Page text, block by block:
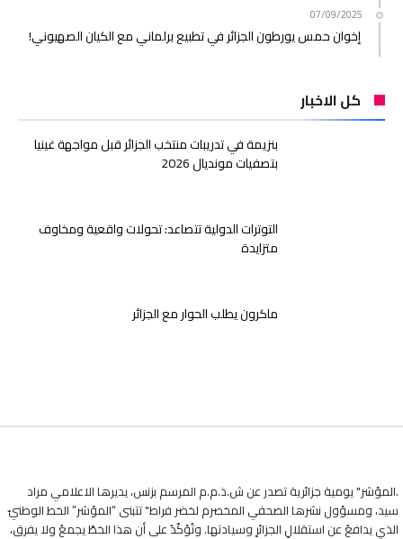
07/09/2025
إخوان حمس يورطون الجزائر في تطبيع برلماني مع الكيان الصهيوني!
كل الاخبار
بنزيمة في تدريبات منتخب الجزائر قبل مواجهة غينيا
بتصفيات مونديال 2026
التوترات الدولية تتصاعد: تحولات واقعية ومخاوف
متزايدة
ماكرون يطلب الحوار مع الجزائر
.المؤشر" يومية جزائرية تصدر عن ش.ذ.م.م المرسم بزنس، يديرها الاعلامي مراد
سيد، ومسؤول نشرها الصحفي المخصرم لخضر فراط" تتبنى “المؤشر” الخط الوطنيّ
الذي يدافعُ عن استقلالِ الجزائرِ وسيادتها. وتُؤكّدُ على أن هذا الخطّ يجمعُ ولا يفرق،